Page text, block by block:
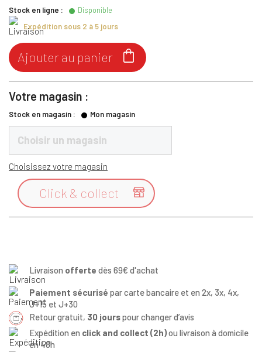
Stock en ligne :
Disponible
Expédition sous 2 à 5 jours

Ajouter au panier
Votre magasin :
Stock en magasin : Mon magasin
Choisir un magasin
Choisissez votre magasin

Click & collect
Livraison offerte dès 69€ d'achat
Paiement sécurisé par carte bancaire et en 2x, 3x, 4x,
J+15 et J+30
Retour gratuit, 30 jourspour changer d’avis
Expédition en click and collect (2h)ou livraison à domicile
en 48h